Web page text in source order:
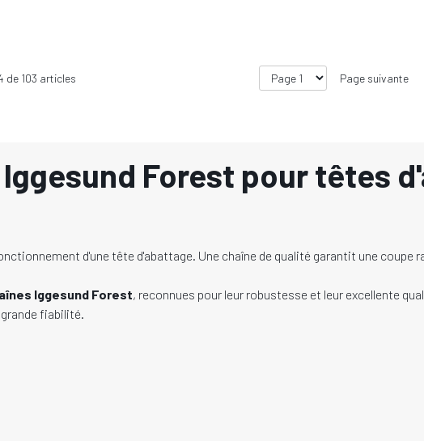
de 103 articles Page suivante
Iggesund Forest pour têtes
d'une tête d'abattage. Une chaîne de qualité garantit une
Iggesund Forest, reconnues pour leur robustesse et leur excellente
fiabilité.